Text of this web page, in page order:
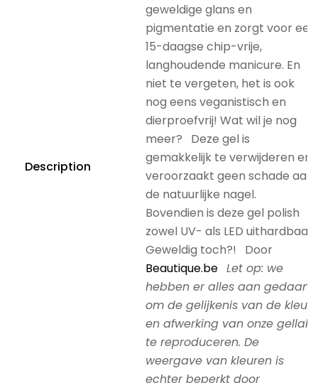
Description
geweldige glans en
pigmentatie en zorgt voor een
15-daagse chip-vrije,
langhoudende manicure. En
niet te vergeten, het is ook
nog eens veganistisch en
dierproefvrij! Wat wil je nog
meer? Deze gel is
gemakkelijk te verwijderen en
veroorzaakt geen schade aan
de natuurlijke nagel.
Bovendien is deze gel polish
zowel UV- als LED uithardbaar.
Geweldig toch?! Door
Beautique.be Let op: we
hebben er alles aan gedaan
om de gelijkenis van de kleur
en afwerking van onze gellak
te reproduceren. De
weergave van kleuren is
echter beperkt door